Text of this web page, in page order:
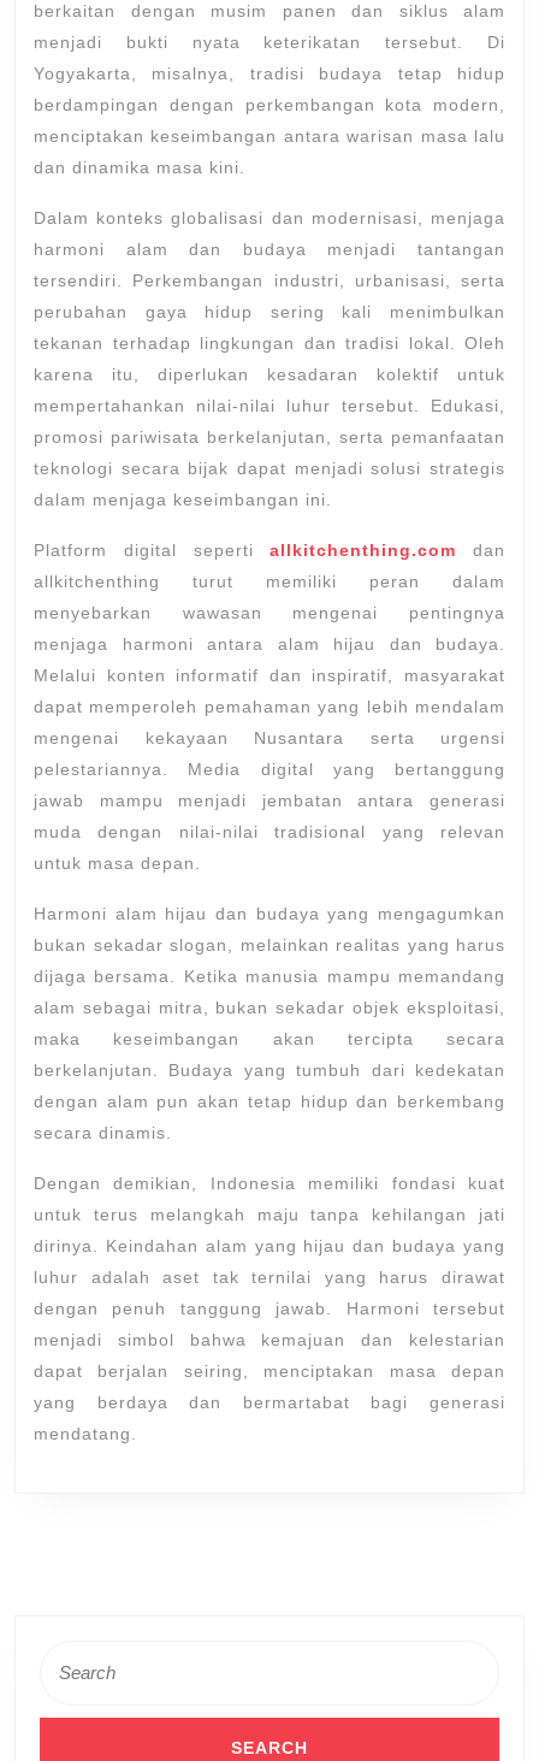
berkaitan dengan musim panen dan siklus alam
menjadi bukti nyata keterikatan tersebut. Di
Yogyakarta, misalnya, tradisi budaya tetap hidup
berdampingan dengan perkembangan kota modern,
menciptakan keseimbangan antara warisan masa lalu
dan dinamika masa kini.
Dalam konteks globalisasi dan modernisasi, menjaga
harmoni alam dan budaya menjadi tantangan
tersendiri. Perkembangan industri, urbanisasi, serta
perubahan gaya hidup sering kali menimbulkan
tekanan terhadap lingkungan dan tradisi lokal. Oleh
karena itu, diperlukan kesadaran kolektif untuk
mempertahankan nilai-nilai luhur tersebut. Edukasi,
promosi pariwisata berkelanjutan, serta pemanfaatan
teknologi secara bijak dapat menjadi solusi strategis
dalam menjaga keseimbangan ini.
Platform digital sepertiallkitchenthing.com dan
allkitchenthing turut memiliki peran dalam
menyebarkan wawasan mengenai pentingnya
menjaga harmoni antara alam hijau dan budaya.
Melalui konten informatif dan inspiratif, masyarakat
dapat memperoleh pemahaman yang lebih mendalam
mengenai kekayaan Nusantara serta urgensi
pelestariannya. Media digital yang bertanggung
jawab mampu menjadi jembatan antara generasi
muda dengan nilai-nilai tradisional yang relevan
untuk masa depan.
Harmoni alam hijau dan budaya yang mengagumkan
bukan sekadar slogan, melainkan realitas yang harus
dijaga bersama. Ketika manusia mampu memandang
alam sebagai mitra, bukan sekadar objek eksploitasi,
maka keseimbangan akan tercipta secara
berkelanjutan. Budaya yang tumbuh dari kedekatan
dengan alam pun akan tetap hidup dan berkembang
secara dinamis.
Dengan demikian, Indonesia memiliki fondasi kuat
untuk terus melangkah maju tanpa kehilangan jati
dirinya. Keindahan alam yang hijau dan budaya yang
luhur adalah aset tak ternilai yang harus dirawat
dengan penuh tanggung jawab. Harmoni tersebut
menjadi simbol bahwa kemajuan dan kelestarian
dapat berjalan seiring, menciptakan masa depan
yang berdaya dan bermartabat bagi generasi
mendatang.
for: